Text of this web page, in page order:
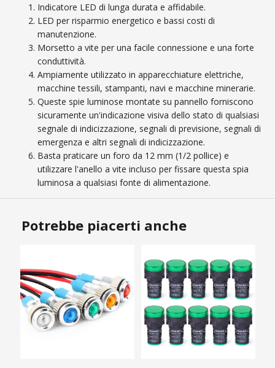
Indicatore LED di lunga durata e affidabile.
LED per risparmio energetico e bassi costi di
manutenzione.
Morsetto a vite per una facile connessione e una forte
conduttività.
Ampiamente utilizzato in apparecchiature elettriche,
macchine tessili, stampanti, navi e macchine minerarie.
Queste spie luminose montate su pannello forniscono
sicuramente un'indicazione visiva dello stato di qualsiasi
segnale di indicizzazione, segnali di previsione, segnali di
emergenza e altri segnali di indicizzazione.
Basta praticare un foro da 12 mm (1/2 pollice) e
utilizzare l'anello a vite incluso per fissare questa spia
luminosa a qualsiasi fonte di alimentazione.
Potrebbe piacerti anche